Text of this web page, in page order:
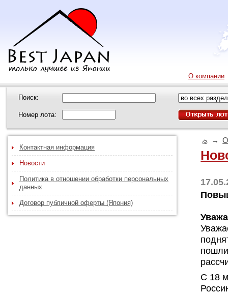
О компании
Поиск:
Номер лота:
Контактная информация
Новости
Политика в отношении обработки персональных
данных
Договор публичной оферты (Япония)
→
C 18